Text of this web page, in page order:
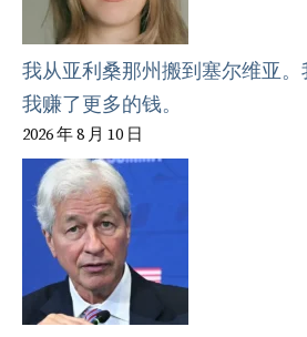
我从亚利桑那州搬到塞尔维亚。
我赚了更多的钱。
2026 年 8 月 10 日